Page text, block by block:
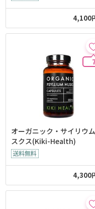
4,100
オーガニック・サイリウ
スクス(Kiki-Health)
4,300